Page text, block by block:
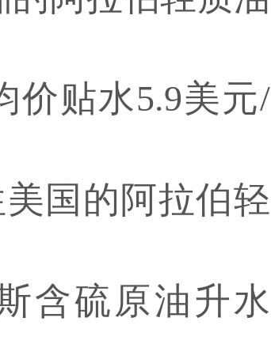
价贴水5.9美元/
国的阿拉伯轻
含硫原油升水